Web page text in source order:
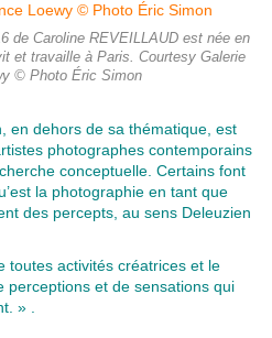
de Caroline REVEILLAUD est née en
et travaille à Paris. Courtesy Galerie
© Photo Éric Simon
en dehors de sa thématique, est
photographes contemporains
conceptuelle. Certains font
la photographie en tant que
des percepts, au sens Deleuzien
toutes activités créatrices et le
perceptions et de sensations qui
» .